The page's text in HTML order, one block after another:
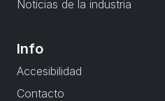
Noticias de la industria
Info
Accesibilidad
Contacto